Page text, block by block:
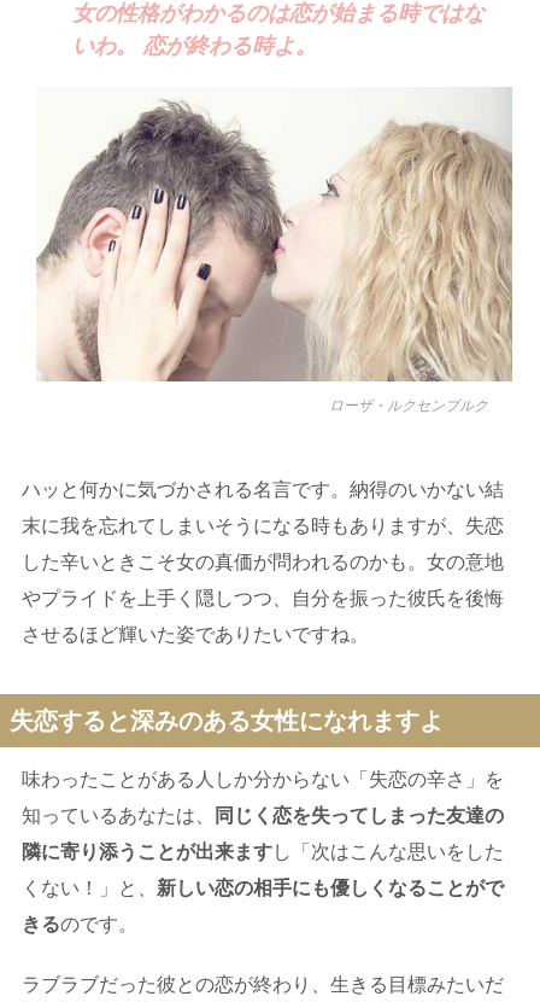
女の性格がわかるのは恋が始まる時ではな
いわ。 恋が終わる時よ。
ローザ・ルクセンブルク
ハッと何かに気づかされる名言です。納得のいかない結
末に我を忘れてしまいそうになる時もありますが、失恋
した辛いときこそ女の真価が問われるのかも。女の意地
やプライドを上手く隠しつつ、自分を振った彼氏を後悔
させるほど輝いた姿でありたいですね。
失恋すると深みのある女性になれますよ
味わったことがある人しか分からない「失恋の辛さ」を
知っているあなたは、
同じく恋を失ってしまった友達の
隣に寄り添うことが出来ますし「次はこんな思いをした
くない！」と、 新しい恋の相手にも優しくなることがで
きるのです。
ラブラブだった彼との恋が終わり、生きる目標みたいだ